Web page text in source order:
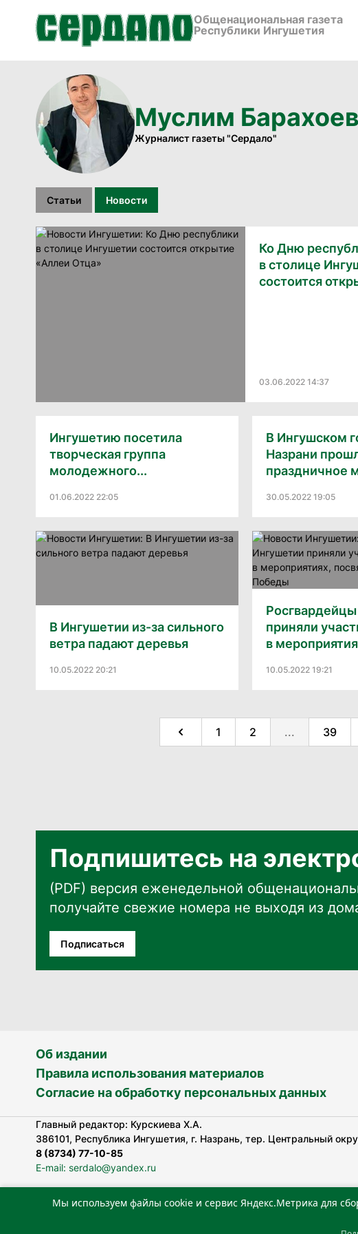
Общенациональная газета
Республики Ингушетия
Муслим Барахоев
Журналист газеты "Сердало"
Статьи Новости
Ко Дню
в столице
состоится
03.06.2022 14:37
Ингушетию посетила
творческая группа
молодежного...
01.06.2022 22:05
В Ингушском
Назрани
праздничное
30.05.2022 19:05
В Ингушетии из-за сильного
ветра падают деревья
10.05.2022 20:21
приняли
в
10.05.2022 19:21
1 2 ... 39
Подпишитесь на
(PDF) версия еженедельной
получайте свежие номера не выходя из
Подписаться
Об издании
Правила использования материалов
Согласие на обработку персональных данных
Главный редактор: Курскиева Х.А.
386101, Республика Ингушетия, г. Назрань, тер. Центральный
8 (8734) 77-10-85
E-mail: serdalo@yandex.ru
Сетевое издание «Сердало» зарегистрировано Федеральной
Мы используем файлы cookie и сервис Яндекс.Метрика для